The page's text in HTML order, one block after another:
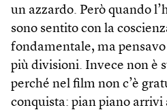
un azzardo. Però quando
sono sentito con la
fondamentale, ma
più divisioni. Invece non è
perché nel film non c’è
conquista: pian piano arrivi